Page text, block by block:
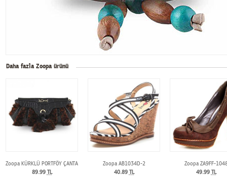
Daha fazla Zoopa ürünü
Zoopa KÜRKLÜ PORTFÖY ÇANTA
89.99 TL
Zoopa AB1034D-2
40.89 TL
Zoopa ZA9FF-
49.99 TL